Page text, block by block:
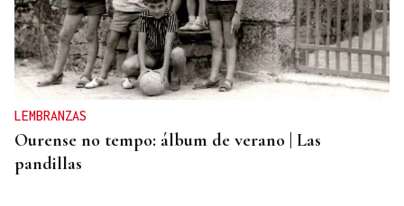
LEMBRANZAS
Ourense no tempo: álbum de verano | Las
pandillas